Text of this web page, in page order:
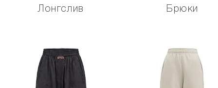
Лонгслив
Брюки